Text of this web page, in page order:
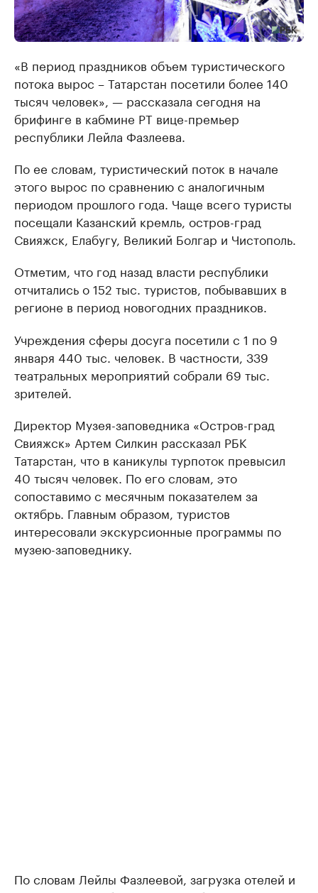
«В период праздников объем туристического
потока вырос – Татарстан посетили более 140
тысяч человек», — рассказала сегодня на
брифинге в кабмине РТ вице-премьер
республики Лейла Фазлеева.
По ее словам, туристический поток в начале
этого вырос по сравнению с аналогичным
периодом прошлого года. Чаще всего туристы
посещали Казанский кремль, остров-град
Свияжск, Елабугу, Великий Болгар и Чистополь.
Отметим, что год назад власти республики
отчитались о 152 тыс. туристов, побывавших в
регионе в период новогодних праздников.
Учреждения сферы досуга посетили с 1 по 9
января 440 тыс. человек. В частности, 339
театральных мероприятий собрали 69 тыс.
зрителей.
Директор Музея-заповедника «Остров-град
Свияжск» Артем Силкин рассказал РБК
Татарстан, что в каникулы турпоток превысил
40 тысяч человек. По его словам, это
сопоставимо с месячным показателем за
октябрь. Главным образом, туристов
интересовали экскурсионные программы по
музею-заповеднику.
По словам Лейлы Фазлеевой, загрузка отелей и